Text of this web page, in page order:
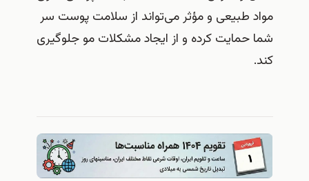
مواد طبیعی و مؤثر می‌تواند از سلامت پوست سر
شما حمایت کرده و از ایجاد مشکلات مو جلوگیری
کند.